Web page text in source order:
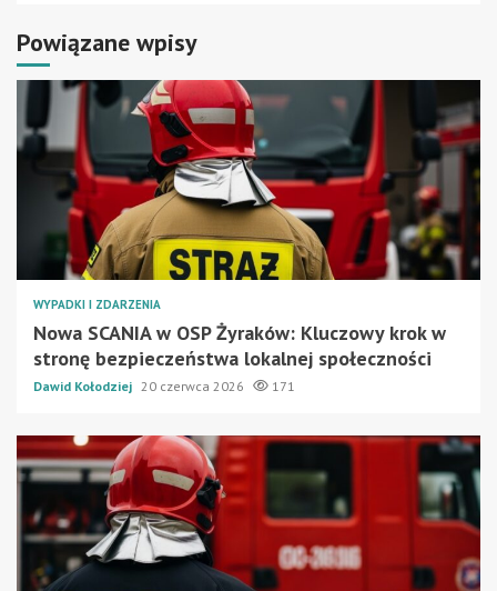
Powiązane wpisy
WYPADKI I ZDARZENIA
Nowa SCANIA w OSP Żyraków: Kluczowy krok w
stronę bezpieczeństwa lokalnej społeczności
Dawid Kołodziej 20 czerwca 2026 171